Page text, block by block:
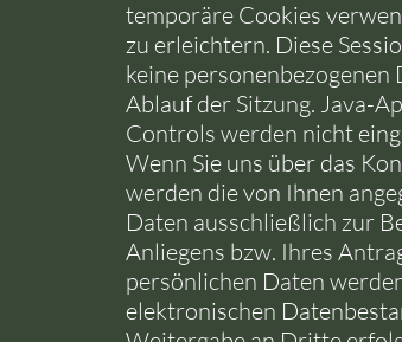
temporäre Cookies
zu erleichtern. Diese
keine
Ablauf der Sitzung. Java-
Controls werden nicht
Wenn Sie uns über das
werden die von Ihnen
Daten ausschließlich zur
Anliegens bzw. Ihres
persönlichen Daten
elektronischen